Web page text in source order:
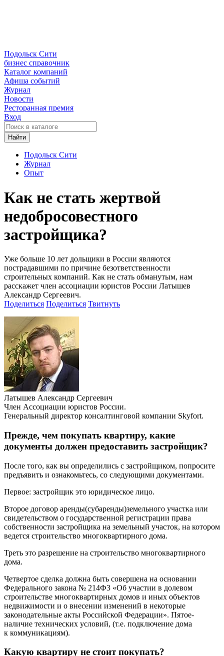
Подольск Сити
бизнес справочник
Каталог компаний
Афиша событий
Журнал
Новости
Ресторанная премия
Вход
Найти
Подольск Сити
Журнал
Опыт
Как не стать жертвой
недобросовестного
застройщика?
Уже больше 10 лет дольщики в России являются
пострадавшими по причине безответственности
строительных компаний. Как не стать обманутым, нам
расскажет член ассоциации юристов России Латышев
Александр Сергеевич.
Поделиться Поделиться Твитнуть
Латышев Александр Сергеевич
­Член Ассоциации юристов России.
Генеральный директор консалтинговой компании Skyfort.
­Прежде, чем покупать квартиру, какие
документы должен предоставить застройщик?
После того, как вы определились с застройщиком, попросите
предъявить и ознакомьтесь, со следующими документами.
Первое: застройщик­ это юридическое лицо.
Второе­ договор аренды(субаренды)земельного участка или
свидетельством о государственной регистрации права
собственности застройщика на земельный участок, на котором
ведется строительство многоквартирного дома.
Треть ­это разрешение на строительство многоквартирного
дома.
Четвертое­ сделка должна быть совершена на основании
Федерального закона № 214­Ф3 «Об участии в долевом
строительстве многоквартирных домов и иных объектов
недвижимости и о внесении изменений в некоторые
законодательные акты Российской Федерации». Пятое­
наличие технических условий, (т.е. подключение дома
к коммуникациям).
Какую квартиру не стоит покупать?